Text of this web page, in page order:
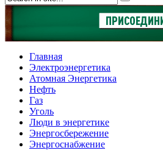
Главная
Электроэнергетика
Атомная Энергетика
Нефть
Газ
Уголь
Люди в энергетике
Энергосбережение
Энергоснабжение